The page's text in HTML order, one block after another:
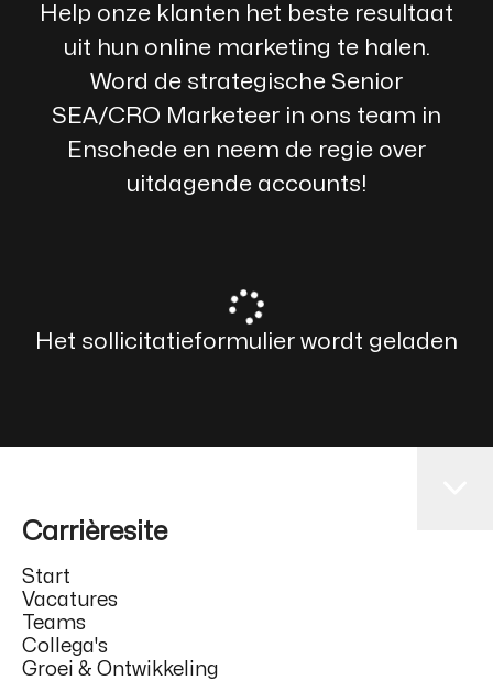
Help onze klanten het beste resultaat
uit hun online marketing te halen.
Word de strategische Senior
SEA/CRO Marketeer in ons team in
Enschede en neem de regie over
uitdagende accounts!
Het sollicitatieformulier wordt geladen
Carrièresite
Start
Vacatures
Teams
Collega's
Groei & Ontwikkeling